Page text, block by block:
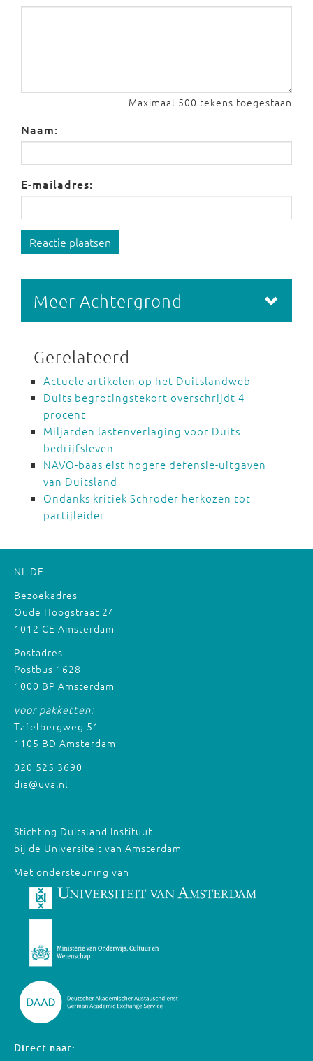
Maximaal 500 tekens toegestaan
Naam:
E-mailadres:
Reactie plaatsen
Meer Achtergrond
Gerelateerd
Actuele artikelen op het Duitslandweb
Duits begrotingstekort overschrijdt 4
procent
Miljarden lastenverlaging voor Duits
bedrijfsleven
NAVO-baas eist hogere defensie-uitgaven
van Duitsland
Ondanks kritiek Schröder herkozen tot
partijleider
NL DE
Bezoekadres
Oude Hoogstraat 24
1012 CE Amsterdam
Postadres
Postbus 1628
1000 BP Amsterdam
voor pakketten:
Tafelbergweg 51
1105 BD Amsterdam
020 525 3690
dia@uva.nl
Stichting Duitsland Instituut
bij de Universiteit van Amsterdam
Met ondersteuning van
Direct naar: